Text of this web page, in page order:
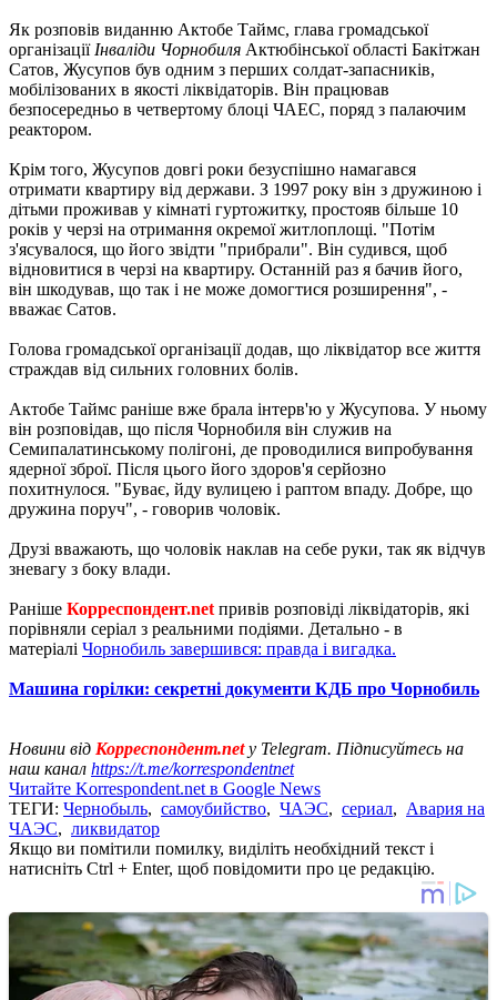
Як розповів виданню Актобе Таймс, глава громадської
організації Інваліди Чорнобиля Актюбінської області Бакітжан
Сатов, Жусупов був одним з перших солдат-запасників,
мобілізованих в якості ліквідаторів. Він працював
безпосередньо в четвертому блоці ЧАЕС, поряд з палаючим
реактором.
Крім того, Жусупов довгі роки безуспішно намагався
отримати квартиру від держави. З 1997 року він з дружиною і
дітьми проживав у кімнаті гуртожитку, простояв більше 10
років у черзі на отримання окремої житлоплощі. "Потім
з'ясувалося, що його звідти "прибрали". Він судився, щоб
відновитися в черзі на квартиру. Останній раз я бачив його,
він шкодував, що так і не може домогтися розширення", -
вважає Сатов.
Голова громадської організації додав, що ліквідатор все життя
страждав від сильних головних болів.
Актобе Таймс раніше вже брала інтерв'ю у Жусупова. У ньому
він розповідав, що після Чорнобиля він служив на
Семипалатинському полігоні, де проводилися випробування
ядерної зброї. Після цього його здоров'я серйозно
похитнулося. "Буває, йду вулицею і раптом впаду. Добре, що
дружина поруч", - говорив чоловік.
Друзі вважають, що чоловік наклав на себе руки, так як відчув
зневагу з боку влади.
Раніше Корреспондент.net привів розповіді ліквідаторів, які
порівняли серіал з реальними подіями. Детально - в
матеріалі Чорнобиль завершився: правда і вигадка.
Машина горілки: секретні документи КДБ про Чорнобиль
Новини від Корреспондент.netу Telegram. Підписуйтесь на
наш канал https://t.me/korrespondentnet
Читайте Korrespondent.net в Google News
ТЕГИ: Чернобыль, самоубийство, ЧАЭС, сериал, Авария на
ЧАЭС, ликвидатор
Якщо ви помітили помилку, виділіть необхідний текст і
натисніть Ctrl + Enter, щоб повідомити про це редакцію.